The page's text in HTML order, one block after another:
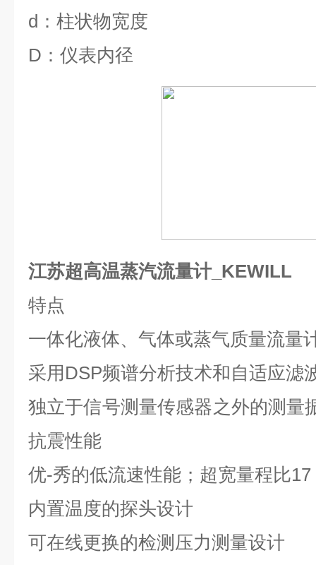
d ：柱状物宽度
D ：仪表内径
江苏超高温蒸汽流量计_KEWILL
特点
一体化液体、气体或蒸气质量流量
采用 DSP频谱分析技术和自适应滤
独立于信号测量传感器之外的测量
抗震性能
优-秀的低流速性能；超宽量程比17
内置温度的探头设计
可在线更换的检测压力测量设计